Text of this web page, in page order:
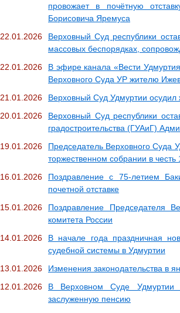
провожает в почётную
Борисовича Яремуса
22.01.2026
Верховный Суд республики
массовых беспорядках,
22.01.2026
В эфире канала «Вести
Верховного Суда УР жителю
21.01.2026
Верховный Суд Удмуртии
20.01.2026
Верховный Суд республики
градостроительства (ГУАиГ)
19.01.2026
Председатель Верховного Суда
торжественном собрании в честь
16.01.2026
Поздравление с 75-летием
почетной отставке
15.01.2026
Поздравление Председателя
комитета России
14.01.2026
В начале года праздничная
судебной системы в Удмуртии
13.01.2026
Изменения законодательства в
12.01.2026
В Верховном Суде Удмуртии
заслуженную пенсию